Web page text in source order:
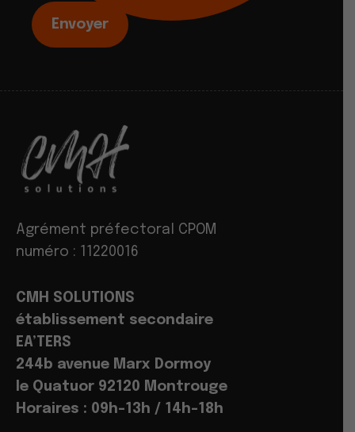
Agrément préfectoral CPOM
numéro : 11220016
CMH SOLUTIONS
établissement secondaire
EA’TERS
244b avenue Marx Dormoy
le Quatuor 92120 Montrouge
Horaires : 09h-13h / 14h-18h